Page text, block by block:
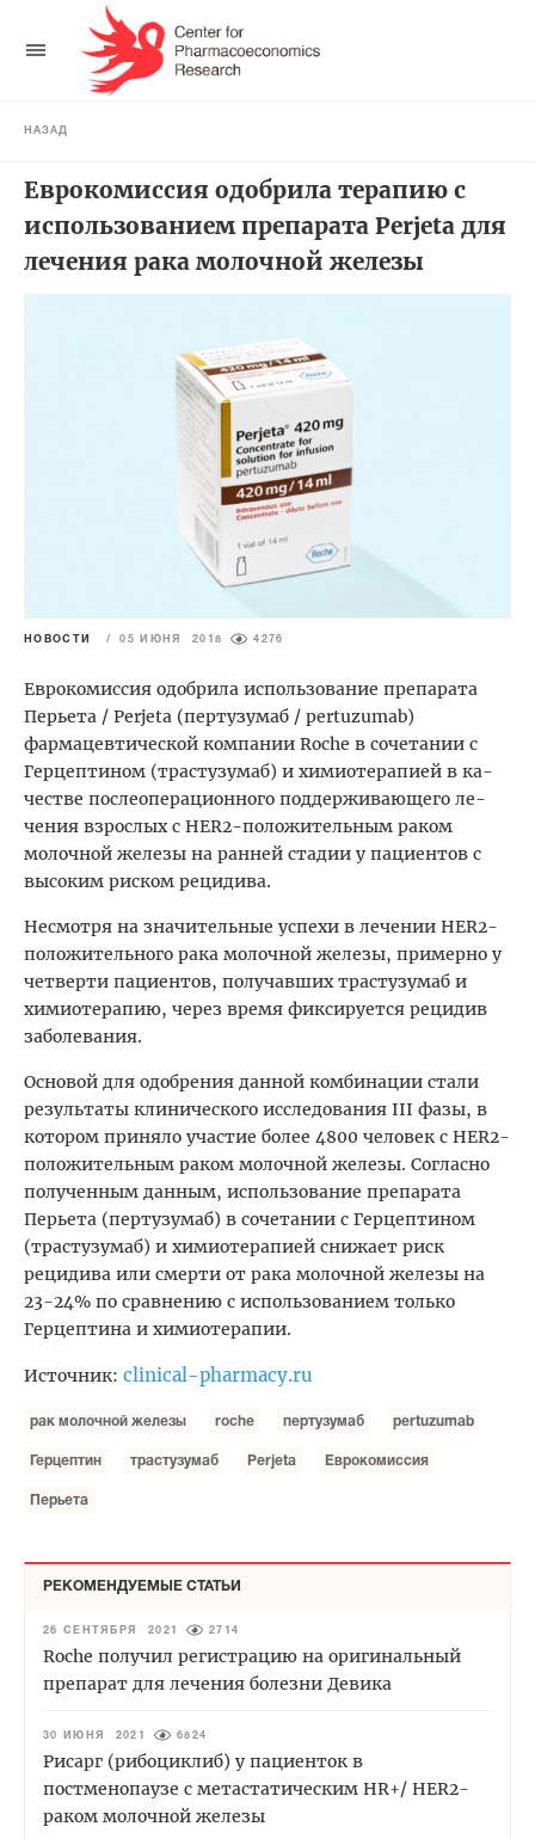
НАЗАД
Еврокомиссия одобрила терапию с
использованием препарата Perjeta для
лечения рака молочной железы
НОВОСТИ / 05 ИЮНЯ 2018 4276
Еврокомиссия одобрила использование препарата
Перьета / Perjeta (пертузумаб / pertuzumab)
фармацевтической компании Roche в сочетании с
Герцептином (трастузумаб) и хи­ми­оте­рапи­ей в ка­
чес­тве пос­ле­опе­раци­он­но­го под­держи­ва­юще­го ле­
чения взрос­лых с HER2-по­ложи­тель­ным раком
молочной железы на ран­ней ста­дии у пациентов с
высоким риском рецидива.
Несмотря на значительные успехи в лечении HER2-
положительного рака молочной железы, примерно у
четверти пациентов, получавших трастузумаб и
химиотерапию, через время фиксируется рецидив
заболевания.
Основой для одобрения данной комбинации стали
результаты клинического исследования III фазы, в
котором приняло участие более 4800 человек с HER2-
положительным раком молочной железы. Согласно
полученным данным, использование препарата
Перьета (пертузумаб) в сочетании с Герцептином
(трастузумаб) и хи­ми­оте­рапи­ей снижает риск
рецидива или смерти от рака молочной железы на
23-24% по сравнению с использованием только
Герцептина и химиотерапии.
Источник: clinical-pharmacy.ru
рак молочной железы roche пертузумаб pertuzumab
Герцептин трастузумаб Perjeta Еврокомиссия
Перьета
РЕКОМЕНДУЕМЫЕ СТАТЬИ
26 СЕНТЯБРЯ 2021 2714
Roche получил регистрацию на оригинальный
препарат для лечения болезни Девика
30 ИЮНЯ 2021 6824
Рисарг (рибоциклиб) у пациенток в
постменопаузе с метастатическим HR+/ HER2-
раком молочной железы